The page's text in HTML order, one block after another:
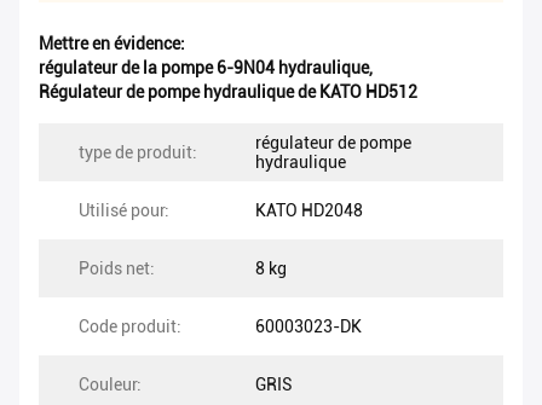
Mettre en évidence:
régulateur de la pompe 6-9N04 hydraulique,
Régulateur de pompe hydraulique de KATO HD512
type de produit:
régulateur de pompe
hydraulique
Utilisé pour: KATO HD2048
Poids net: 8 kg
Code produit: 60003023-DK
Couleur: GRIS